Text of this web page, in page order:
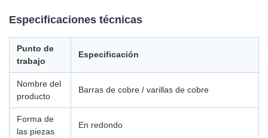
Especificaciones técnicas
Punto de
trabajo
Especificación
Nombre del
producto
Barras de cobre / varillas de cobre
Forma de
las piezas
En redondo